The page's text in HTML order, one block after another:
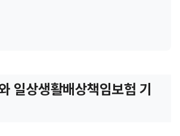
일상생활배상책임보험 기